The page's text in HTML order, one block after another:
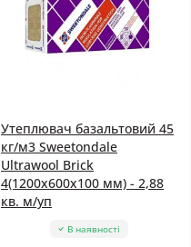
Утеплювач базальтовий 45
кг/м3 Sweetondale
Ultrawool Brick
4(1200x600x100 мм) - 2,88
кв. м/уп
В наявності